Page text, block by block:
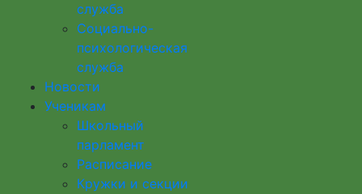
служба
Социально-
психологическая
служба
Новости
Ученикам
Школьный
парламент
Расписание
Кружки и секции